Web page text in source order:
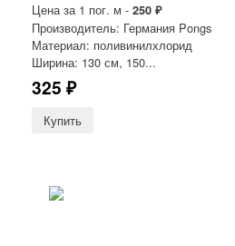
Цена за 1 пог. м - 250 ₽
Производитель: Германия Pongs
Материал: поливинилхлорид
Ширина: 130 см, 150...
325 ₽